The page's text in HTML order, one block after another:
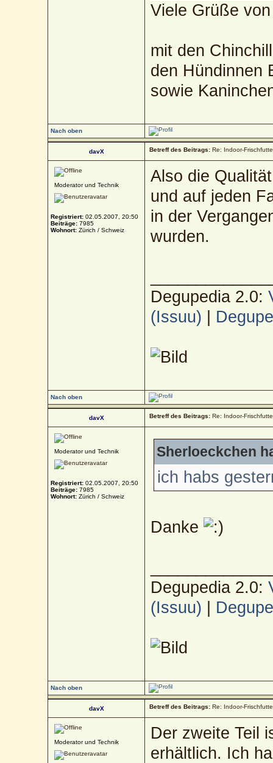
Viele Grüße
mit den
den Hündinnen
sowie
Nach oben
davX Betreff des Beitrags: Re: Indoor-
Moderator und Technik
Registriert: 02.05.2007, 20:50
Beiträge: 7985
Wohnort: Zürich / Schweiz
Also die
und auf jeden
in der
wurden.
Degupedia 2.0:
(Issuu)
Nach oben
davX Betreff des Beitrags: Re: Indoor-
Moderator und Technik
Registriert: 02.05.2007, 20:50
Beiträge: 7985
Wohnort: Zürich / Schweiz
Sherloeckchen
ich habs
Danke
Degupedia 2.0:
(Issuu)
Nach oben
davX Betreff des Beitrags: Re: Indoor-
Moderator und Technik
Der zweite Teil
erhältlich. Ich